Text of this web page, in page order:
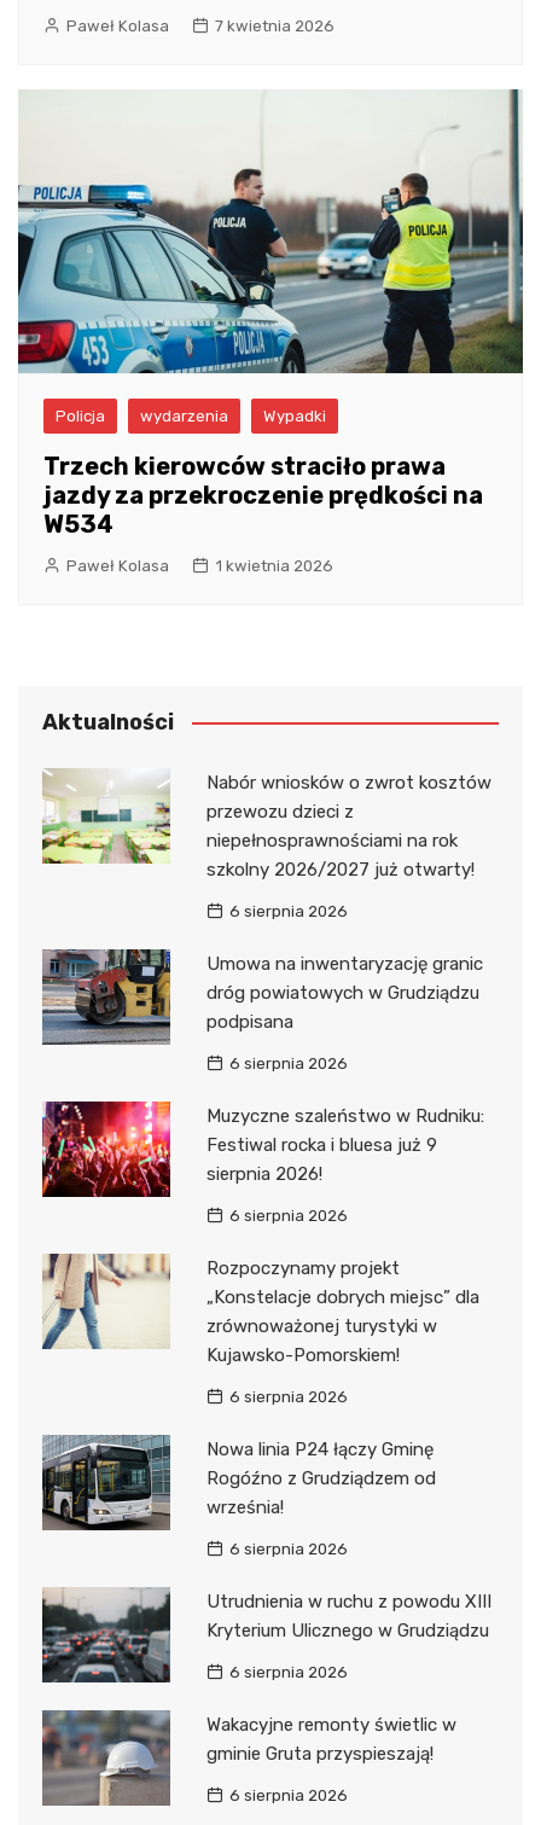
Paweł Kolasa 7 kwietnia 2026
Policja wydarzenia Wypadki
Trzech kierowców straciło prawa
jazdy za przekroczenie prędkości na
W534
Paweł Kolasa 1 kwietnia 2026
Aktualności
Nabór wniosków o zwrot kosztów
przewozu dzieci z
niepełnosprawnościami na rok
szkolny 2026/2027 już otwarty!
6 sierpnia 2026
Umowa na inwentaryzację granic
dróg powiatowych w Grudziądzu
podpisana
6 sierpnia 2026
Muzyczne szaleństwo w Rudniku:
Festiwal rocka i bluesa już 9
sierpnia 2026!
6 sierpnia 2026
Rozpoczynamy projekt
„Konstelacje dobrych miejsc” dla
zrównoważonej turystyki w
Kujawsko-Pomorskiem!
6 sierpnia 2026
Nowa linia P24 łączy Gminę
Rogóźno z Grudziądzem od
września!
6 sierpnia 2026
Utrudnienia w ruchu z powodu XIII
Kryterium Ulicznego w Grudziądzu
6 sierpnia 2026
Wakacyjne remonty świetlic w
gminie Gruta przyspieszają!
6 sierpnia 2026